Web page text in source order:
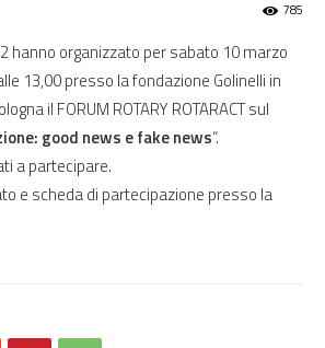
785
hanno organizzato per sabato 10 marzo
13,00 presso la fondazione Golinelli in
il FORUM ROTARY ROTARACT sul
good news e fake news“.
a partecipare.
e scheda di partecipazione presso la